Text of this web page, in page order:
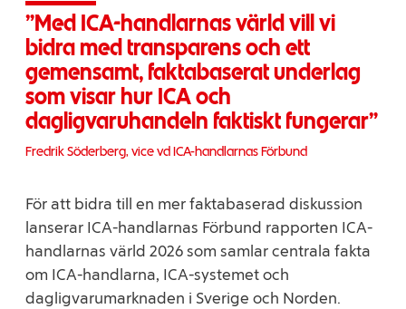
Med ICA-handlarnas värld vill vi
bidra med transparens och ett
gemensamt, faktabaserat underlag
som visar hur ICA och
dagligvaruhandeln faktiskt fungerar
Fredrik Söderberg, vice vd ICA-handlarnas Förbund
För att bidra till en mer faktabaserad diskussion
lanserar ICA-handlarnas Förbund rapporten ICA-
handlarnas värld 2026 som samlar centrala fakta
om ICA-handlarna, ICA-systemet och
dagligvarumarknaden i Sverige och Norden.